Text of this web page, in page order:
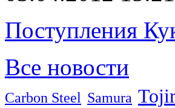
Поступления
Все новости
Carbon Steel Samura